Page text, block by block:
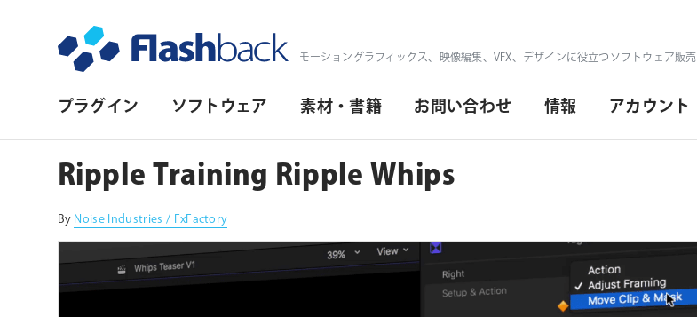
モーショングラフィックス、映像編集、VFX、デザインに役立つソフトウェア販売
プ
イ
マ
リ・
ナ
ビ
プラグイン ソフトウェア 素材・書籍 お問い合わせ 情報 アカウント
Ripple Training Ripple Whips
By Noise Industries / FxFactory